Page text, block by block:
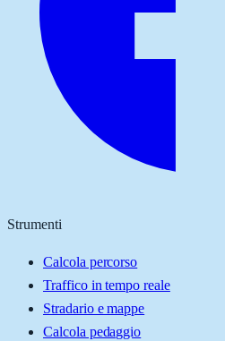
Strumenti
Calcola percorso
Traffico in tempo reale
Stradario e mappe
Calcola pedaggio